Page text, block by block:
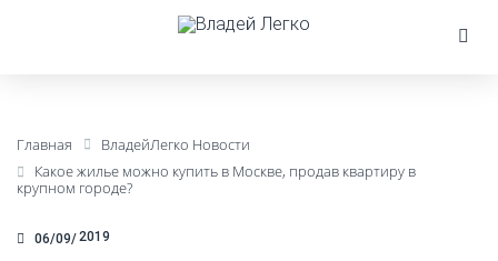
Главная
ВладейЛегко Новости
Какое жилье можно купить в Москве, продав квартиру в
крупном городе?
06/09 2019